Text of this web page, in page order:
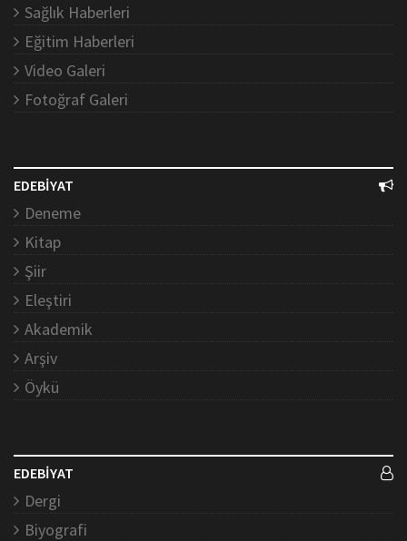
Sağlık Haberleri
Eğitim Haberleri
Video Galeri
Fotoğraf Galeri
EDEBİYAT
Deneme
Kitap
Şiir
Eleştiri
Akademik
Arşiv
Öykü
EDEBİYAT
Dergi
Biyografi